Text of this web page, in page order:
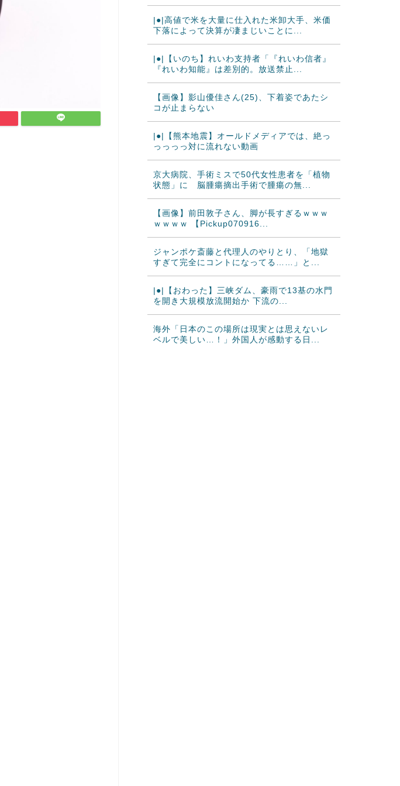
|●|高値で米を大量に仕入れた米卸大手、米価
下落によって決算が凄まじいことに...
|●|【いのち】れいわ支持者「『れいわ信者』
『れいわ知能』は差別的。放送禁止...
【画像】影山優佳さん(25)、下着姿であたシ
コが止まらない
|●|【熊本地震】オールドメディアでは、絶っ
っっっっ対に流れない動画
京大病院、手術ミスで50代女性患者を「植物
状態」に 脳腫瘍摘出手術で腫瘍の無...
【画像】前田敦子さん、脚が長すぎるｗｗｗ
ｗｗｗｗ 【Pickup070916...
ジャンポケ斎藤と代理人のやりとり、「地獄
すぎて完全にコントになってる……」と...
|●|【おわった】三峡ダム、豪雨で13基の水門
を開き大規模放流開始か 下流の...
海外「日本のこの場所は現実とは思えないレ
ベルで美しい…！」外国人が感動する日...